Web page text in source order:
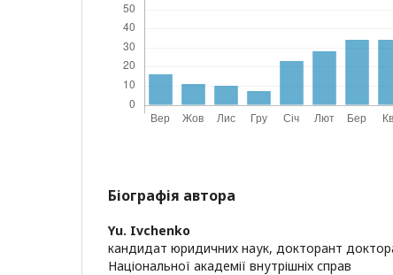
Біографія автора
Yu. Ivchenko
кандидат юридичних наук, докторант
Національної академії внутрішніх справ